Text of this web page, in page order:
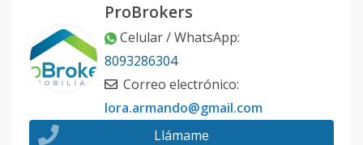
ProBrokers
Celular / WhatsApp:
8093286304
Correo electrónico:
lora.armando@gmail.com
Llámame